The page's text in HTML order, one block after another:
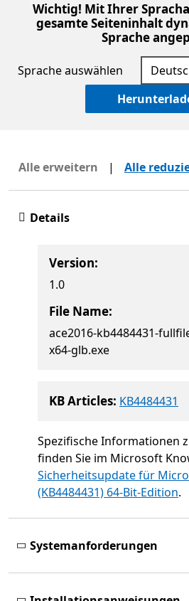
Wichtig! Mit Ihrer
gesamte Seiteninhalt
Sprache
Sprache auswählen
Alle erweitern | Alle
Details
Version:
1.0
File Name:
ace2016-kb4484431-
x64-glb.exe
KB Articles: KB4484431
Spezifische Informationen
finden Sie im Microsoft
Sicherheitsupdate für
(KB4484431) 64-Bit-Edition.
Systemanforderungen